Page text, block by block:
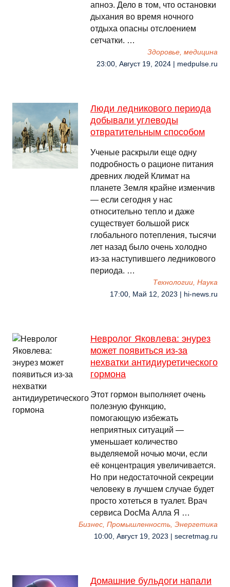
апноэ. Дело в том, что остановки
дыхания во время ночного
отдыха опасны отслоением
сетчатки. …
Здоровье, медицина
23:00, Август 19, 2024 | medpulse.ru
Люди ледникового периода
добывали углеводы
отвратительным способом
Ученые раскрыли еще одну
подробность о рационе питания
древних людей Климат на
планете Земля крайне изменчив
— если сегодня у нас
относительно тепло и даже
существует большой риск
глобального потепления, тысячи
лет назад было очень холодно
из-за наступившего ледникового
периода. …
Технологии, Наука
17:00, Май 12, 2023 | hi-news.ru
Невролог Яковлева: энурез
может появиться из-за
нехватки антидиуретического
гормона
Этот гормон выполняет очень
полезную функцию,
помогающую избежать
неприятных ситуаций —
уменьшает количество
выделяемой ночью мочи, если
её концентрация увеличивается.
Но при недостаточной секреции
человеку в лучшем случае будет
просто хотеться в туалет. Врач
сервиса DocMa Алла Я …
Бизнес, Промышленность, Энергетика
10:00, Август 19, 2023 | secretmag.ru
Домашние бульдоги напали